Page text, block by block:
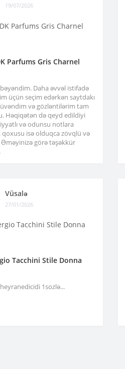
19/07/2026
Parfums Gris Charnel
Daha əvvəl istifadə
üçün seçim edərkən saytdakı
və gözləntilərim tam
Həqiqətən də qeyd edildiyi
və odunsu notlara
qoxusu isə olduqca zövqlü və
görə təşəkkür
Vüsalə
27/01/2026
Tacchini Stile Donna
1sozlə...